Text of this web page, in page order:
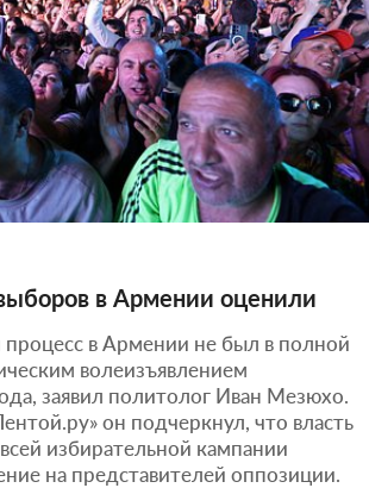
в Армении оценили
в Армении не был в полной
волеизъявлением
заявил политолог Иван Мезюхо.
он подчеркнул, что власть
избирательной кампании
на представителей оппозиции.